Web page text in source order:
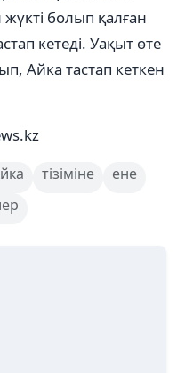
жүкті болып қалған
кетеді. Уақыт өте
Айка тастап кеткен
тізіміне
ене